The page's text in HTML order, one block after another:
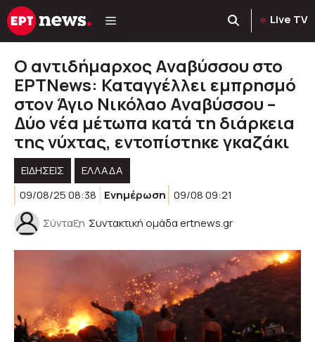
Μετάβαση
σε
Live TV
Ο αντιδήμαρχος Αναβύσσου στο
ΕΡΤΝews: Καταγγέλλει εμπρησμό
στον Άγιο Νικόλαο Αναβύσσου –
Δύο νέα μέτωπα κατά τη διάρκεια
της νύχτας, εντοπίστηκε γκαζάκι
ΕΙΔΗΣΕΙΣ
ΕΛΛΑΔΑ
09/08/25 08:38
Ενημέρωση 09/08 09:21
Σύνταξη Συντακτική ομάδα ertnews.gr